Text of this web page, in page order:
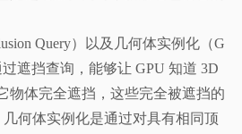
Query）以及几何体实例化（G
过遮挡查询，能够让 GPU 知道 3D
物体完全遮挡，这些完全被遮挡的
何体实例化是通过对具有相同顶